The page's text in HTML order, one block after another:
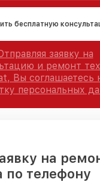
бесплатную
заявку на
и ремонт
Вы соглашаетесь
персональных
на
по телефону